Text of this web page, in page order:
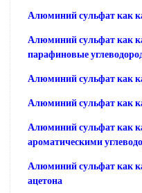
Алюминий сульфат как
Алюминий сульфат как
парафиновые
Алюминий сульфат как
Алюминий сульфат как
Алюминий сульфат как
ароматическими
Алюминий сульфат как
ацетона